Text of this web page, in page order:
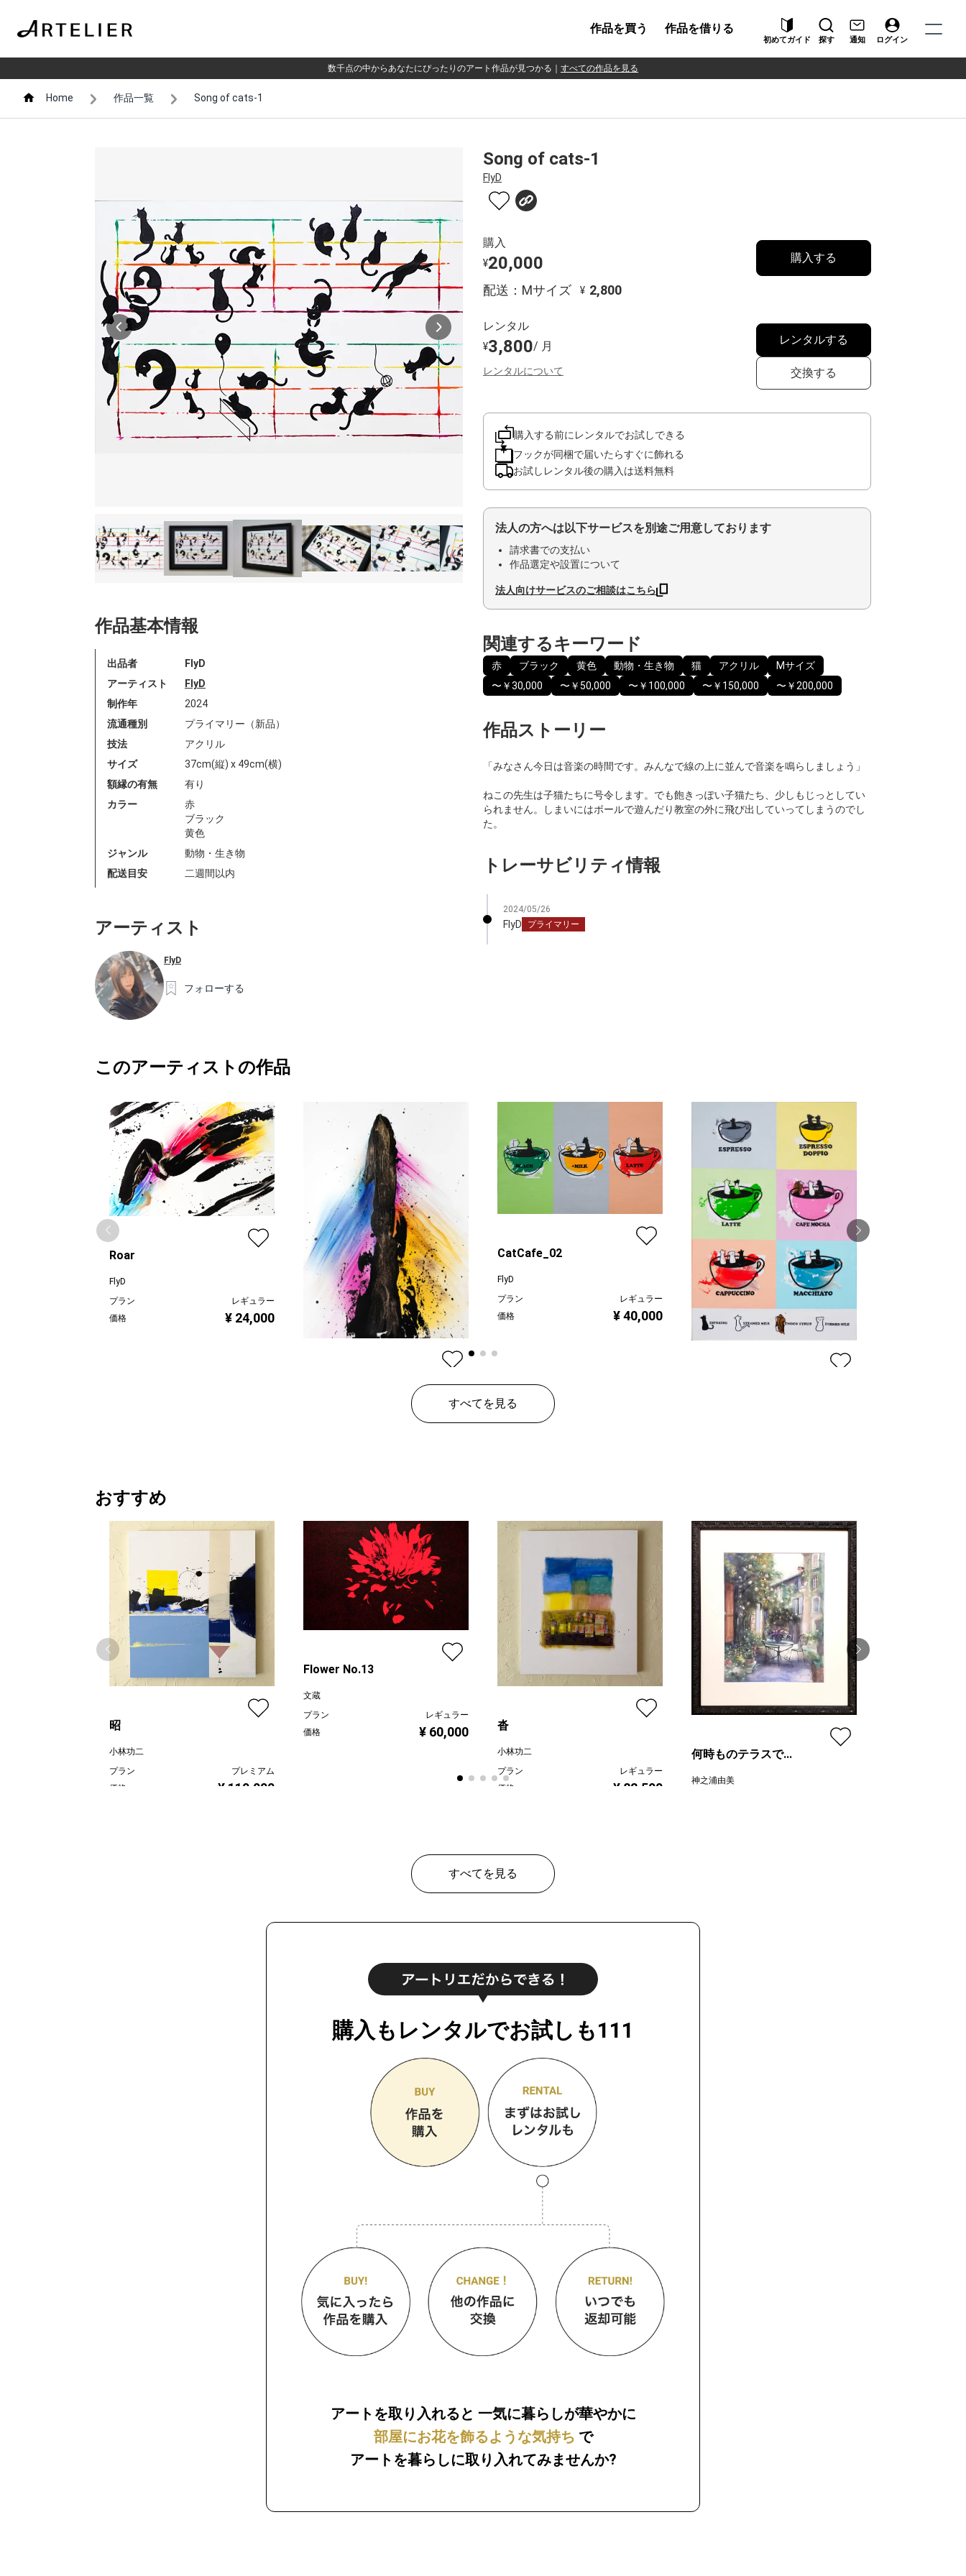
作品を買う 作品を借りる
初めてガイド 探す 通知 ログイン
数千点の中からあなたにぴったりのアート作品が見つかる すべての作品を見る
Home 作品一覧 Song of cats-1
作品基本情報
出品者
FlyD
アーティスト
FlyD
制作年
2024
流通種別
プライマリー（新品）
技法
アクリル
サイズ
37cm(縦) x 49cm(横)
額縁の有無
有り
カラー
赤
ブラック
黄色
ジャンル
動物・生き物
配送目安
二週間以内
アーティスト
FlyD
フォローする
Song of cats-1
FlyD
購入
¥20,000
配送：Mサイズ ¥ 2,800
購入する
レンタル
¥3,800/ 月
レンタルについて
レンタルする
交換する
購入する前にレンタルでお試しできる
フックが同梱で届いたらすぐに飾れる
お試しレンタル後の購入は送料無料
法人の方へは以下サービスを別途ご用意しております
請求書での支払い
作品選定や設置について
法人向けサービスのご相談はこちら
関連するキーワード
赤 ブラック 黄色 動物・生き物 猫 アクリル
Mサイズ
〜￥30,000
〜￥50,000 〜￥100,000 〜￥150,000 〜￥200,000
作品ストーリー
「みなさん今日は音楽の時間です。みんなで線の上に並んで音楽を鳴らしましょう」
ねこの先生は子猫たちに号令します。でも飽きっぽい子猫たち、少しもじっとしてい
られません。しまいにはボールで遊んだり教室の外に飛び出していってしまうのでし
た。
トレーサビリティ情報
2024/05/26
FlyD プライマリー
このアーティストの作品
Roar
FlyD
プラン
レギュラー
価格
¥ 24,000
レギュラー
CatCafe_02
FlyD
プラン
レギュラー
価格
¥ 40,000
すべてを見る
おすすめ
昭
小林功二
プラン
プレミアム
価格
¥ 110,000
Flower No.13
文蔵
プラン
レギュラー
価格
¥ 60,000 沓
小林功二
プラン
レギュラー
価格
¥ 82,500
何時ものテラスで...
神之浦由美
すべてを見る
購入もレンタルでお試しも111
アートを取り入れると 一気に暮らしが華やかに
部屋にお花を飾るような気持ち で
アートを暮らしに取り入れてみませんか?